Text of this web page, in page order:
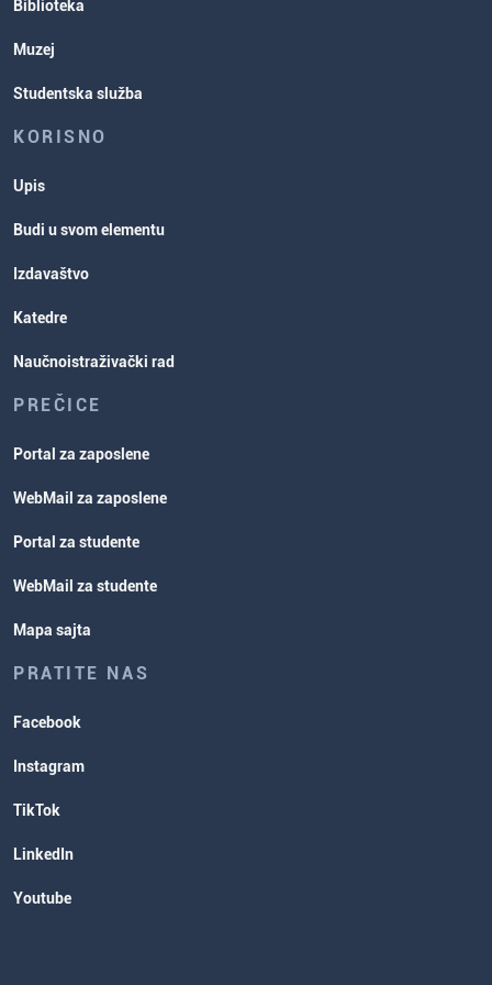
Biblioteka
Muzej
Studentska služba
KORISNO
Upis
Budi u svom elementu
Izdavaštvo
Katedre
Naučnoistraživački rad
PREČICE
Portal za zaposlene
WebMail za zaposlene
Portal za studente
WebMail za studente
Mapa sajta
PRATITE NAS
Facebook
Instagram
TikTok
LinkedIn
Youtube